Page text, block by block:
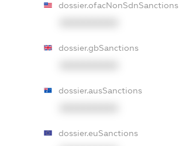
dossier.ofacNonSdnSanctions
dossier.gbSanctions
dossier.ausSanctions
dossier.euSanctions